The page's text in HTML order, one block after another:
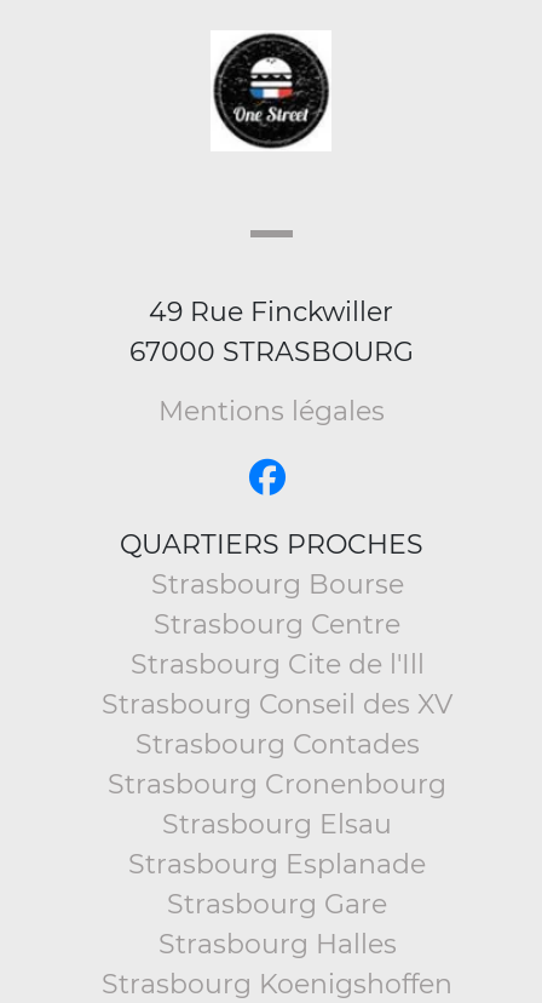
49 Rue Finckwiller
67000 STRASBOURG
Mentions légales
QUARTIERS PROCHES
Strasbourg Bourse
Strasbourg Centre
Strasbourg Cite de l'Ill
Strasbourg Conseil des XV
Strasbourg Contades
Strasbourg Cronenbourg
Strasbourg Elsau
Strasbourg Esplanade
Strasbourg Gare
Strasbourg Halles
Strasbourg Koenigshoffen